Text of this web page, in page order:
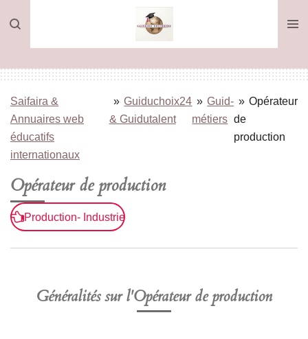
au
contenu
principal
Saifaira &
Annuaires web
éducatifs
internationaux
» Guiduchoix24
& Guidutalent
» Guid-
métiers
» Opérateur
de
production
Opérateur de production
Production- Industrie
Généralités sur l'Opérateur de production